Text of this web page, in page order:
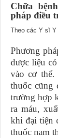
Chữa
pháp điều
Theo các Y sĩY
Phương
dược liệu
vào cơ
thuốc cũng
trường hợp
ra máu,
khi đại tiện
thuốc nam